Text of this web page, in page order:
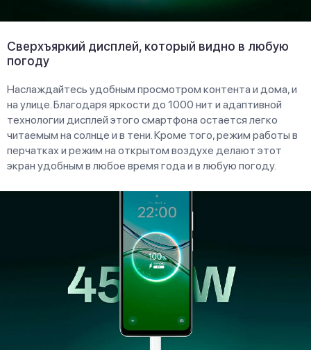
Сверхъяркий дисплей, который видно в любую
погоду
Наслаждайтесь удобным просмотром контента и дома, и
на улице. Благодаря яркости до 1000 нит и адаптивной
технологии дисплей этого смартфона остается легко
читаемым на солнце и в тени. Кроме того, режим работы в
перчатках и режим на открытом воздухе делают этот
экран удобным в любое время года и в любую погоду.